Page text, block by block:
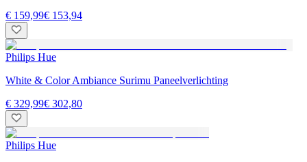
€ 159,99€ 153,94
Philips Hue
White & Color Ambiance Surimu Paneelverlichting
€ 329,99€ 302,80
Philips Hue